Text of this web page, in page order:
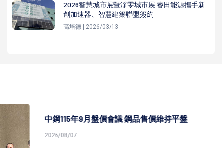
2026智慧城市展暨淨零城市展 睿田能源攜手新
創加速器、智慧建築聯盟簽約
高培德 | 2026/03/13
中鋼115年9月盤價會議 鋼品售價維持平盤